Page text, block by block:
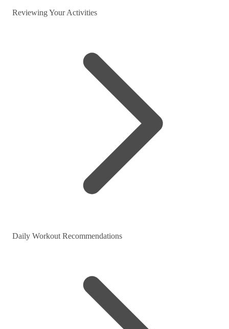
Reviewing Your Activities
Daily Workout Recommendations